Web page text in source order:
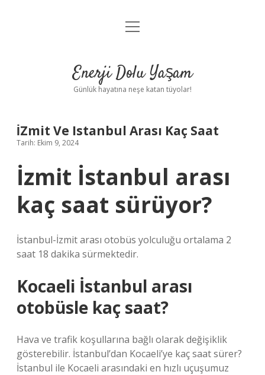
Anasayfa
Yasal Uyarı
menüyü
Enerji Dolu Yaşam
Günlük hayatına neşe katan tüyolar!
İZmit Ve Istanbul Arası Kaç Saat
Tarih: Ekim 9, 2024
İzmit İstanbul arası
kaç saat sürüyor?
İstanbul-İzmit arası otobüs yolculuğu ortalama 2
saat 18 dakika sürmektedir.
Kocaeli İstanbul arası
otobüsle kaç saat?
Hava ve trafik koşullarına bağlı olarak değişiklik
gösterebilir. İstanbul’dan Kocaeli’ye kaç saat sürer?
İstanbul ile Kocaeli arasındaki en hızlı uçuşumuz